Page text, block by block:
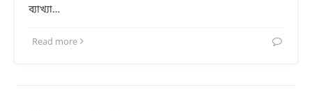
ব্যাখ্যা…
Read more